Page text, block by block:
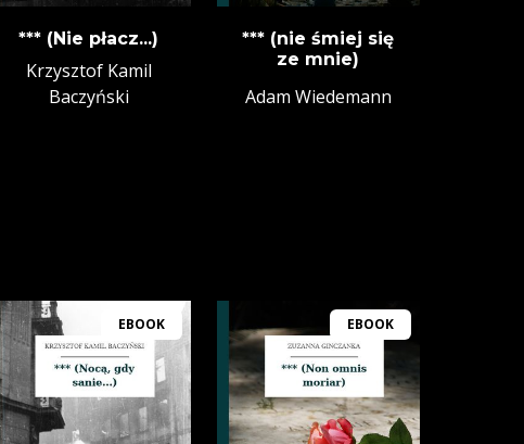
*** (Nie płacz...)
Krzysztof Kamil
Baczyński
*** (nie śmiej się
ze mnie)
Adam Wiedemann
EBOOK EBOOK